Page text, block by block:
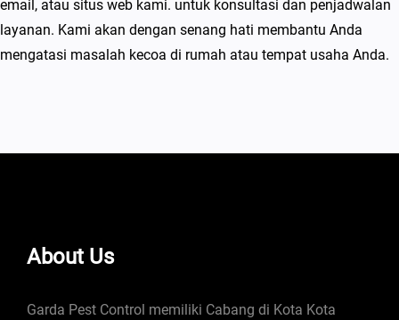
email, atau situs web kami. untuk konsultasi dan penjadwalan
layanan. Kami akan dengan senang hati membantu Anda
mengatasi masalah kecoa di rumah atau tempat usaha Anda.
About Us
Garda Pest Control memiliki Cabang di Kota Kota